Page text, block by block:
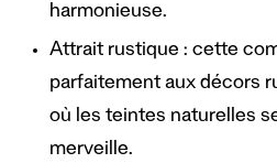
harmonieuse.
Attrait rustique : cette
parfaitement aux décors
où les teintes naturelles
merveille.